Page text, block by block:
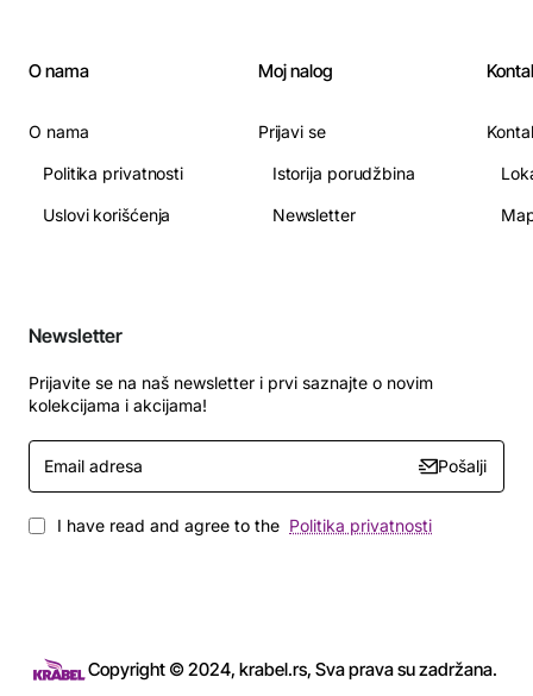
O nama
O nama
Politika privatnosti
Uslovi korišćenja
Moj nalog
Prijavi se
Istorija porudžbina
Newsletter
Newsletter
Prijavite se na naš newsletter i prvi saznajte o novim
kolekcijama i akcijama!
Email
adresa
Pošalji
I have read and agree to the Politika privatnosti
Copyright © 2024, krabel.rs, Sva prava su zadržana.